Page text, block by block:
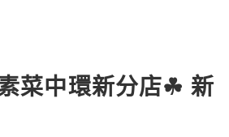
菜中環新分店☘ 新